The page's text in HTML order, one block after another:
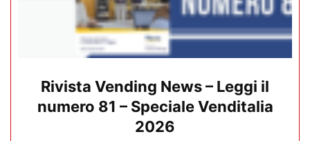
Rivista Vending News – Leggi il
numero 81 – Speciale Venditalia
2026